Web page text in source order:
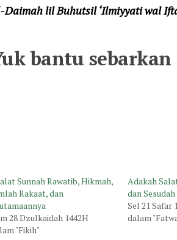
lil Buhutsil ‘Ilmiyyati wal
bantu
Sunnah Rawatib, Hikmah,
Rakaat, dan
28 Dzulkaidah 1442H
"Fikih"
Adakah
dan
Sel 21 Safar
dalam